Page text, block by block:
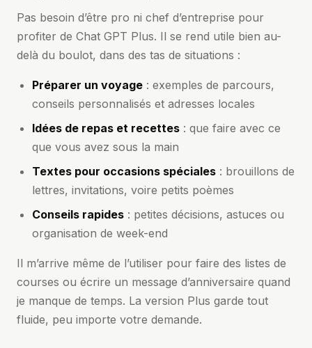
Pas besoin d’être pro ni chef d’entreprise pour
profiter de Chat GPT Plus. Il se rend utile bien au-
delà du boulot, dans des tas de situations :
Préparer un voyage : exemples de parcours,
conseils personnalisés et adresses locales
Idées de repas et recettes : que faire avec ce
que vous avez sous la main
Textes pour occasions spéciales : brouillons de
lettres, invitations, voire petits poèmes
Conseils rapides : petites décisions, astuces ou
organisation de week-end
Il m’arrive même de l’utiliser pour faire des listes de
courses ou écrire un message d’anniversaire quand
je manque de temps. La version Plus garde tout
fluide, peu importe votre demande.